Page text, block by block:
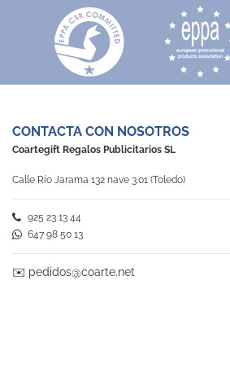
CONTACTA CON NOSOTROS
Coartegift Regalos Publicitarios SL
Calle Río Jarama 132 nave 3.01 (Toledo)
925 23 13 44
647 98 50 13
✉️ pedidos@coarte.net